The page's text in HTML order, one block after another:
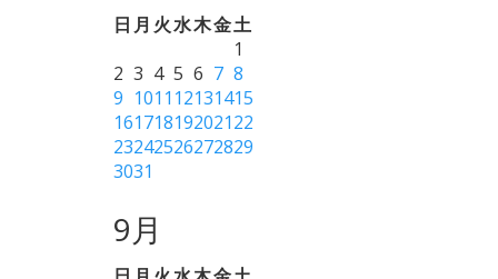
日 月 火水木金土
1
2 3 4 5 6 7 8
9 1011 12131415
16171819202122
23242526272829
3031
9月